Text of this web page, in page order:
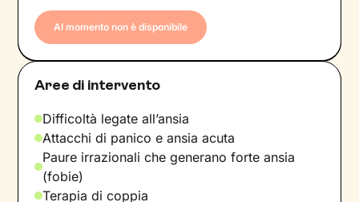
Al momento non è disponibile
Aree di intervento
Difficoltà legate all’ansia
Attacchi di panico e ansia acuta
Paure irrazionali che generano forte ansia
(fobie)
Terapia di coppia